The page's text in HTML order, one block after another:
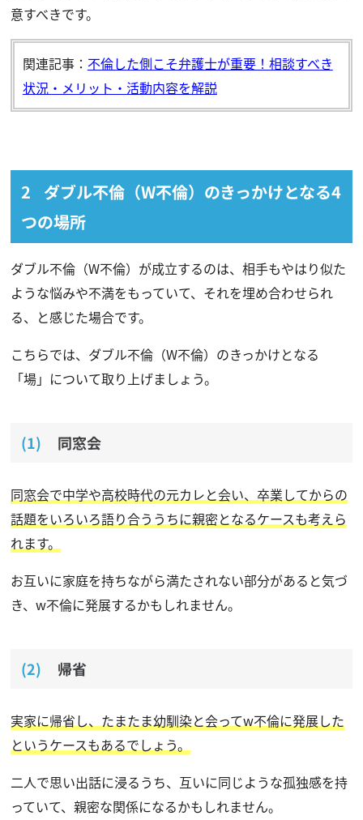
意すべきです。
関連記事： 不倫した側こそ弁護士が重要！相談すべき
状況・メリット・活動内容を解説
ダブル不倫（W不倫）のきっかけとなる4
つの場所
ダブル不倫（W不倫）が成立するのは、相手もやはり似た
ような悩みや不満をもっていて、それを埋め合わせられ
る、と感じた場合です。
こちらでは、ダブル不倫（W不倫）のきっかけとなる
「場」について取り上げましょう。
同窓会
同窓会で中学や高校時代の元カレと会い、卒業してからの
話題をいろいろ語り合ううちに親密となるケースも考えら
れます。
お互いに家庭を持ちながら満たされない部分があると気づ
き、w不倫に発展するかもしれません。
帰省
実家に帰省し、たまたま幼馴染と会ってw不倫に発展した
というケースもあるでしょう。
二人で思い出話に浸るうち、互いに同じような孤独感を持
っていて、親密な関係になるかもしれません。